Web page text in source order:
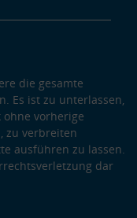
die gesamte
Es ist zu unterlassen,
ohne vorherige
zu verbreiten
ausführen zu lassen.
dar